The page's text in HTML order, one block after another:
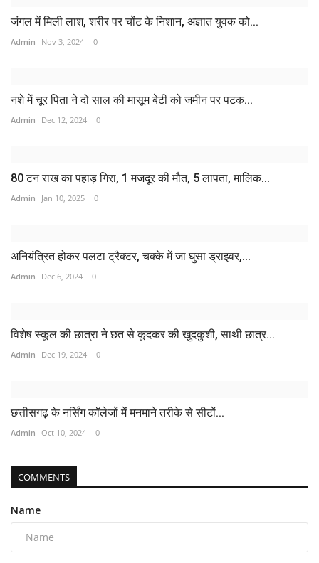
जंगल में मिली लाश, शरीर पर चोंट के निशान, अज्ञात युवक को...
Admin Nov 3, 2024 0
नशे में चूर पिता ने दो साल की मासूम बेटी को जमीन पर पटक...
Admin Dec 12, 2024 0
80 टन राख का पहाड़ गिरा, 1 मजदूर की मौत, 5 लापता, मालिक...
Admin Jan 10, 2025 0
अनियंत्रित होकर पलटा ट्रैक्टर, चक्के में जा घुसा ड्राइवर,...
Admin Dec 6, 2024 0
विशेष स्कूल की छात्रा ने छत से कूदकर की खुदकुशी, साथी छात्र...
Admin Dec 19, 2024 0
छत्तीसगढ़ के नर्सिंग कॉलेजों में मनमाने तरीके से सीटों...
Admin Oct 10, 2024 0
COMMENTS
Name